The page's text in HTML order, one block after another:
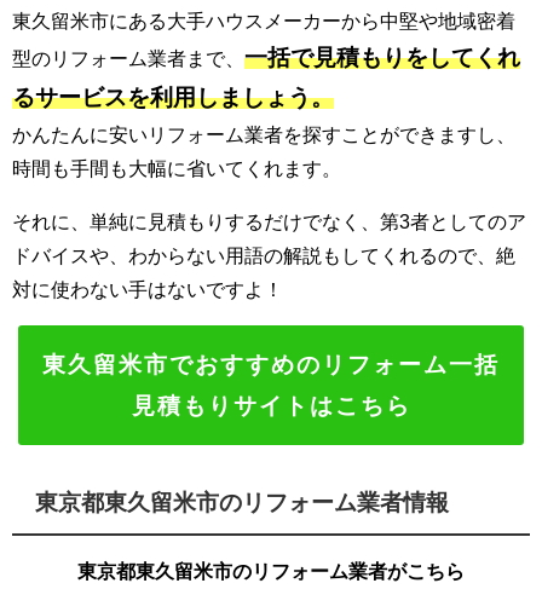
東久留米市にある大手ハウスメーカーから中堅や地域密着
型のリフォーム業者まで、 一括で見積もりをしてくれ
るサービスを利用しましょう。
かんたんに安いリフォーム業者を探すことができますし、
時間も手間も大幅に省いてくれます。
それに、単純に見積もりするだけでなく、第3者としてのア
ドバイスや、わからない用語の解説もしてくれるので、絶
対に使わない手はないですよ！
東久留米市でおすすめのリフォーム一括
見積もりサイトはこちら
東京都東久留米市のリフォーム業者情報
東京都東久留米市のリフォーム業者がこちら